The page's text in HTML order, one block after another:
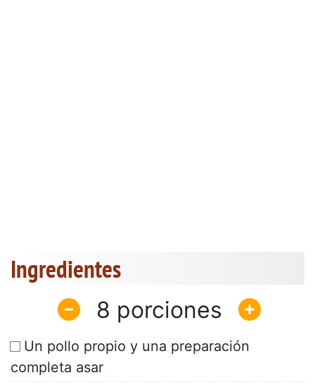
Ingredientes
8
Un pollo propio y una preparación
completa asar